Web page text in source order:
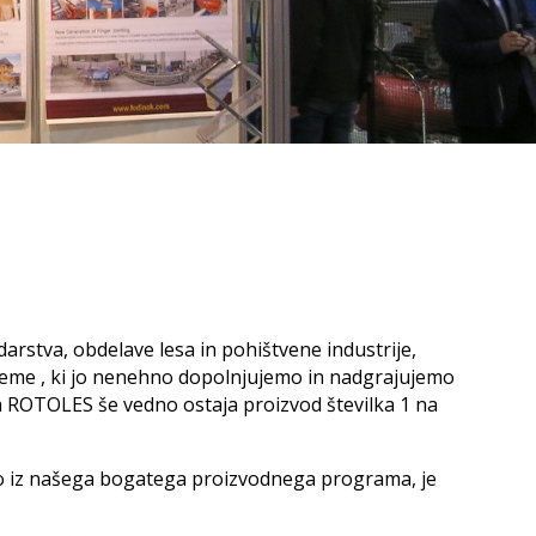
Pričetek industrijske
proizvodnje
Prospekti
Orodja
1500
X-Cut
XL-Cut 1300
LKS 600 / 1000 / 1300
Posebni transporterji
Varnostne in dostopne rešitve
Ograje
obdelave lesa in pohištvene industrije,
, ki jo nenehno dopolnjujemo in nadgrajujemo
še vedno ostaja proizvod številka 1 na
našega bogatega proizvodnega programa, je